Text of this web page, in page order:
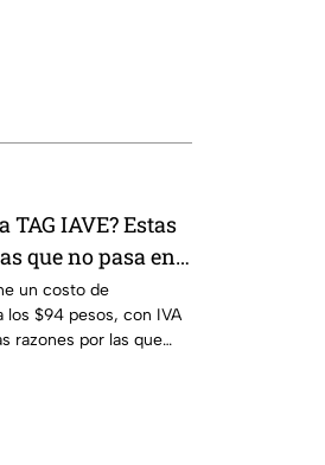
TAG IAVE? Estas
que no pasa en
un costo de
$94 pesos, con IVA
razones por las que